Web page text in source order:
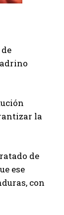
la
de
ese
con